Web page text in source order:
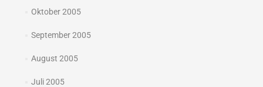
Oktober 2005
September 2005
August 2005
Juli 2005